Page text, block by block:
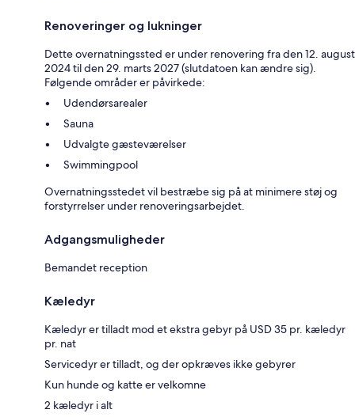
Renoveringer og lukninger
Dette overnatningssted er under renovering fra den 12. august
2024 til den 29. marts 2027 (slutdatoen kan ændre sig).
Følgende områder er påvirkede:
Udendørsarealer
Sauna
Udvalgte gæsteværelser
Swimmingpool
Overnatningsstedet vil bestræbe sig på at minimere støj og
forstyrrelser under renoveringsarbejdet.
Adgangsmuligheder
Bemandet reception
Kæledyr
Kæledyr er tilladt mod et ekstra gebyr på USD 35 pr. kæledyr
pr. nat
Servicedyr er tilladt, og der opkræves ikke gebyrer
Kun hunde og katte er velkomne
2 kæledyr i alt